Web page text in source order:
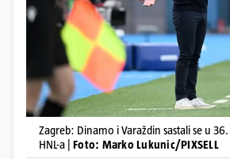
Zagreb: Dinamo i Varaždin sastali se u
HNL-a | Foto: Marko Lukunic/PIXSELL